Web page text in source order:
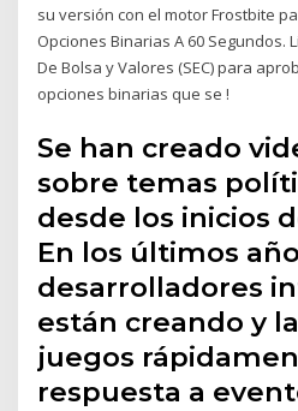
su versión con el motor Frostbite
Opciones Binarias A 60 Segundos.
De Bolsa y Valores (SEC) para
opciones binarias que se !
Se han creado
sobre temas
desde los inicios
En los últimos
desarrolladores
están creando y
juegos
respuesta a